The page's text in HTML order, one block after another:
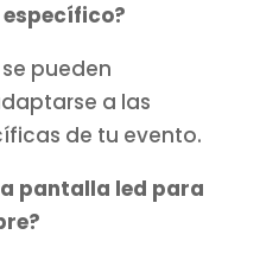
pueden
a las
de tu evento.
pantalla led para